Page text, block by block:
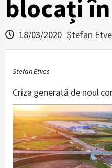
blocați
18/03/2020 Ștefan
Stefan Etves
Criza generată de noul